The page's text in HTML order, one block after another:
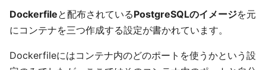
Dockerfileと配布されているPostgreSQLのイメージを元
にコンテナを三つ作成する設定が書かれています。
Dockerfileにはコンテナ内のどのポートを使うかという設